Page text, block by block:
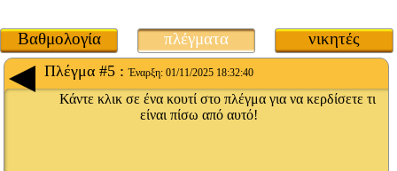
Βαθμολογία πλέγματα νικητές
Πλέγμα #5 :Έναρξη: 01/11/2025 18:32:40
Κάντε κλικ σε ένα κουτί στο πλέγμα για να κερδίσετε τι
είναι πίσω από αυτό!